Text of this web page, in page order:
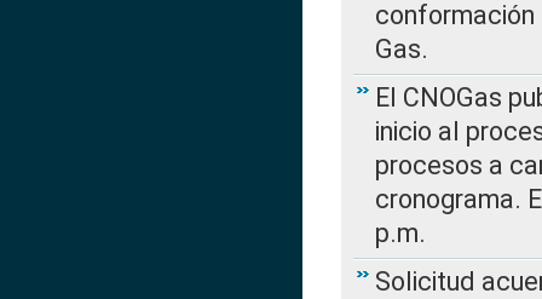
conformación
Gas.
El CNOGas
inicio al
procesos a
cronograma.
p.m.
Solicitud